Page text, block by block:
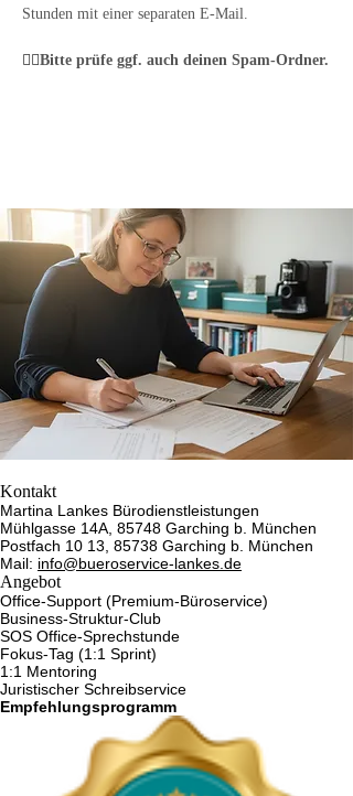
Stunden mit einer separaten E-Mail.
🕵️‍♂️Bitte prüfe ggf. auch deinen Spam-Ordner.
Kontakt
Martina Lankes Bürodienstleistungen
Mühlgasse 14A, 85748 Garching b. München
Postfach 10 13, 85738 Garching b. München
Mail: info@bueroservice-lankes.de
Angebot
Office-Support (Premium-Büroservice)
Business-Struktur-Club
SOS Office-Sprechstunde
Fokus-Tag (1:1 Sprint)
1:1 Mentoring
Juristischer Schreibservice
Empfehlungsprogramm